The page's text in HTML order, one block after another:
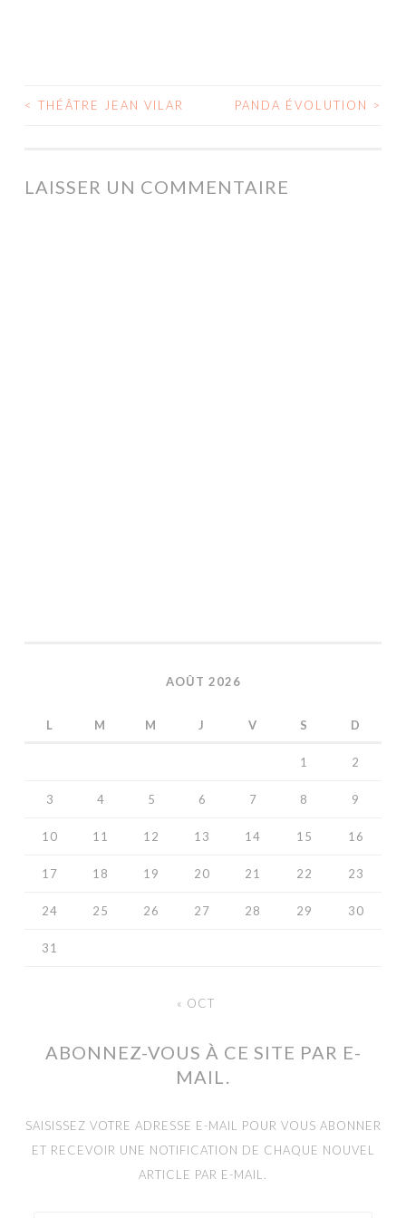
NAVIGATION
ARTICLES
< THÉÂTRE JEAN VILAR PANDA ÉVOLUTION >
LAISSER UN COMMENTAIRE
AOÛT 2026
L M M J V S D
1 2
3 4 5 6 7 8 9
10 11 12 13 14 15 16
17 18 19 20 21 22 23
24 25 26 27 28 29 30
31
« OCT
ABONNEZ-VOUS À CE SITE PAR E-
MAIL.
SAISISSEZ VOTRE ADRESSE E-MAIL POUR VOUS ABONNER
ET RECEVOIR UNE NOTIFICATION DE CHAQUE NOUVEL
ARTICLE PAR E-MAIL.